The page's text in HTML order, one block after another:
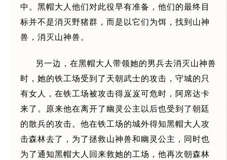
中。黑帽大人他们对此役早有准备，他们的最终目
标并不是消灭野猪群，而是以它们为饵，找到山神
兽，消灭山神兽。
另一边，在黑帽大人带领她的男兵去消灭山神兽
时，她的铁工场受到了天朝武士的攻击，守城的只
有女人，在铁工场被攻击得岌岌可危时，阿席达卡
来了。原来他在离开了幽灵公主以后也受到了朝廷
的散兵的攻击。他在铁工场的城外得知黑帽大人攻
击森林去了，为了拯救山神兽和幽灵公主，同时也
为了通知黑帽大人回来救她的工场，他再次朝森林